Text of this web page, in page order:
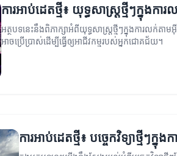
ការអាប់ដេតថ្មី៖ យុទ្ធសាស្ត្រថ្មីៗក្នុង
អត្ថបទនេះនឹងពិភាក្សាអំពីយុទ្ធសាស្ត្រថ្មីៗក្នុងការលក់ត
អាចប្រើប្រាស់ដើម្បីធ្វើឲ្យអាជីវកម្មរបស់អ្នកជោគជ័យ។
ការអាប់ដេតថ្មី៖ បច្ចេកវិទ្យាថ្មីៗក្នុង